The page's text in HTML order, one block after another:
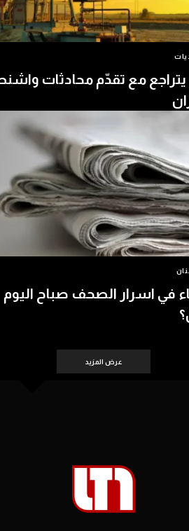
يتراجع مع تقدّم محادثات
في اسرار الصحف صباح اليوم
عرض المزيد